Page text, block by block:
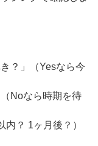
？」（Yesなら今
Noなら時期を待
内？ 1ヶ月後？）